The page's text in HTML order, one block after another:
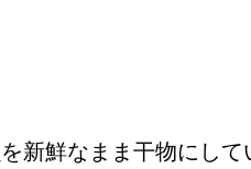
新鮮なまま干物にして